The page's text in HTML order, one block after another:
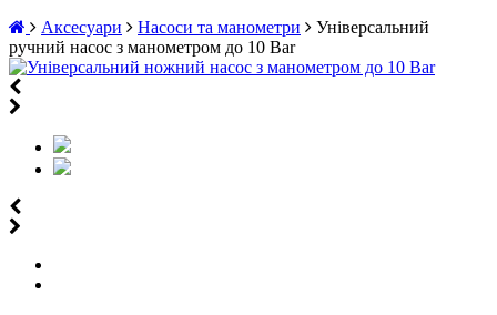
Аксесуари
Насоси та манометри
Універсальний
ручний насос з манометром до 10 Bar